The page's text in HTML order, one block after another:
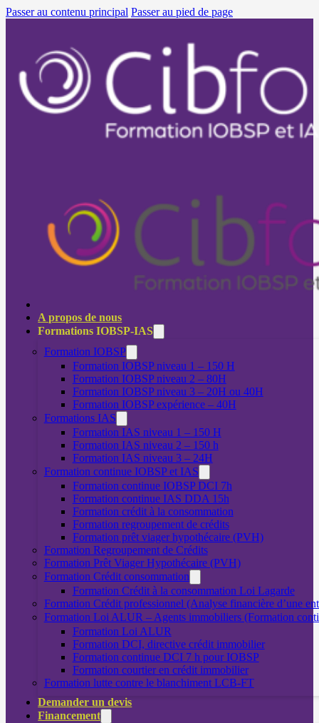
Passer au contenu principal Passer au pied de page
A propos de nous
Formations IOBSP-IAS
Formation IOBSP
Formation IOBSP niveau 1 – 150 H
Formation IOBSP niveau 2 – 80H
Formation IOBSP niveau 3 – 20H ou 40H
Formation IOBSP expérience – 40H
Formations IAS
Formation IAS niveau 1 – 150 H
Formation IAS niveau 2 – 150 h
Formation IAS niveau 3 – 24H
Formation continue IOBSP et IAS
Formation continue IOBSP DCI 7h
Formation continue IAS DDA 15h
Formation crédit à la consommation
Formation regroupement de crédits
Formation prêt viager hypothécaire (PVH)
Formation Regroupement de Crédits
Formation Prêt Viager Hypothécaire (PVH)
Formation Crédit consommation
Formation Crédit à la consommation Loi Lagarde
Formation Crédit professionnel (Analyse financière d’une
Formation Loi ALUR – Agents immobiliers (Formation
Formation Loi ALUR
Formation DCI, directive crédit immobilier
Formation continue DCI 7 h pour IOBSP
Formation courtier en crédit immobilier
Formation lutte contre le blanchiment LCB-FT
Demander un devis
Financement